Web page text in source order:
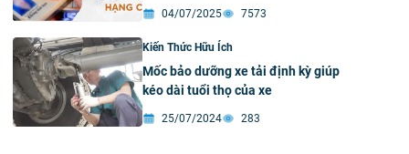
04/07/2025 7573
Kiến Thức Hữu Ích
Mốc bảo dưỡng xe tải định kỳ giúp
kéo dài tuổi thọ của xe
25/07/2024 283